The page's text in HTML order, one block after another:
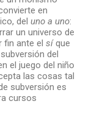
en
del uno a uno:
un universo de
fin ante el síque
del
el juego del niño
las cosas tal
subversión es
cursos